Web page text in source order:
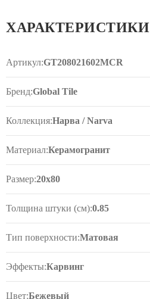
ХАРАКТЕРИСТИКИ
Артикул:GT208021602MСR
Бренд:Global Tile
Коллекция:Нарва / Narva
Материал:Керамогранит
Размер:20x80
Толщина штуки (см):0.85
Тип поверхности:Матовая
Эффекты:Карвинг
Цвет:Бежевый